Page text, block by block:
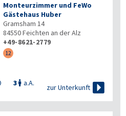
Monteurzimmer und FeWo
Gästehaus Huber
Gramsham 14
84550Feichten an der Alz
+49-8621-2779
12
3  a.A.
zur Unterkunft 